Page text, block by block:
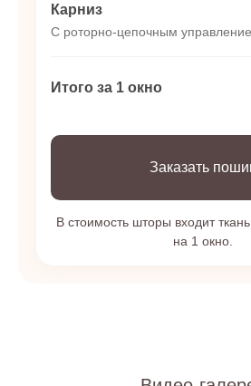
Карниз
С роторно-цепочным
Итого за 1 окно
Заказать
В стоимость шторы входит
на 1 окно.